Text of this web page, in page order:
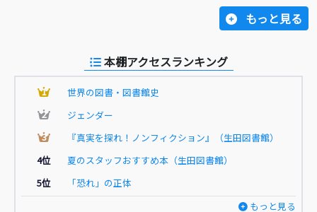
もっと見る
本棚アクセスランキング
1
世界の図書・図書館史
2
ジェンダー
3
『真実を探れ！ノンフィクション』（生田図書館）
4位
夏のスタッフおすすめ本（生田図書館）
5位
「恐れ」の正体
もっと見る